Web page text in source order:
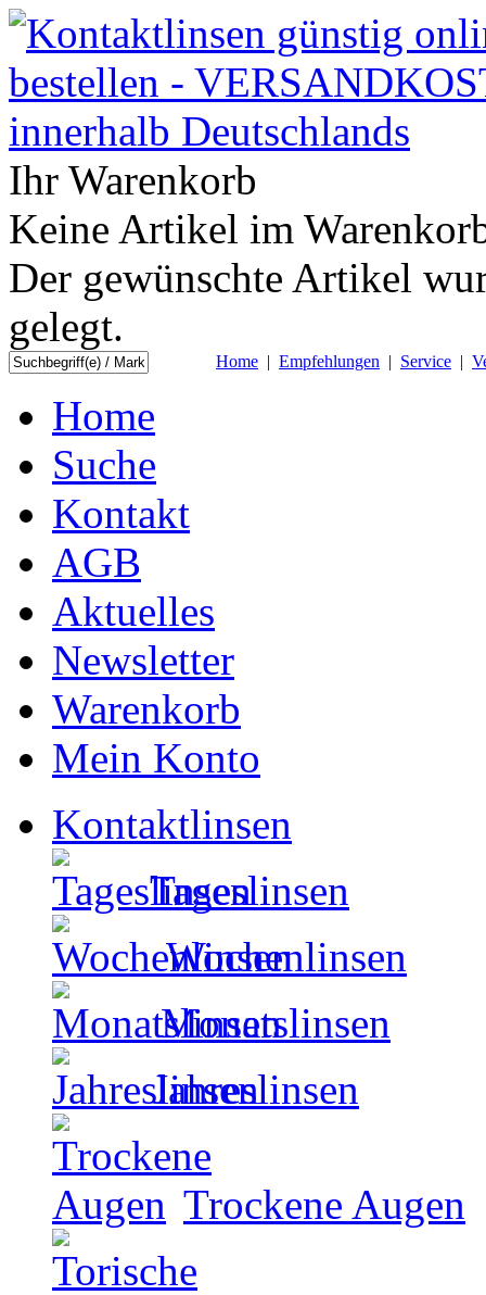
Ihr Warenkorb
Keine Artikel im
Der gewünschte Artikel
gelegt.
Home | Empfehlungen | Service |
Home
Suche
Kontakt
AGB
Aktuelles
Newsletter
Warenkorb
Mein Konto
Kontaktlinsen
Tageslinsen
Wochenlinsen
Monatslinsen
Jahreslinsen
Trockene Augen